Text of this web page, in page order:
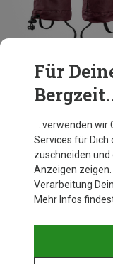
6 7
Für
… verwenden wir
Services für Dich
zuschneiden
Anzeigen
Verarbeitung
Mehr Infos